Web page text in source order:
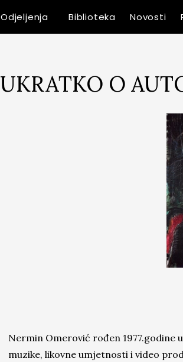
Odjeljenja Biblioteka Novosti
UKRATKO O
Nermin Omerović rođen 1977.godine
muzike, likovne umjetnosti i video